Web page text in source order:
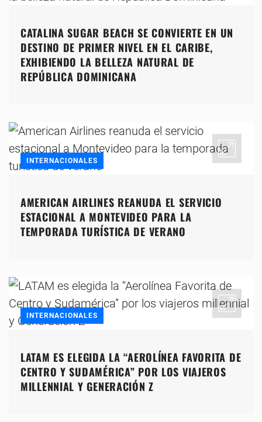
CATALINA SUGAR BEACH SE CONVIERTE EN UN
DESTINO DE PRIMER NIVEL EN EL CARIBE,
EXHIBIENDO LA BELLEZA NATURAL DE
REPÚBLICA DOMINICANA
INTERNACIONALES
AMERICAN AIRLINES REANUDA EL SERVICIO
ESTACIONAL A MONTEVIDEO PARA LA
TEMPORADA TURÍSTICA DE VERANO
INTERNACIONALES
LATAM ES ELEGIDA LA “AEROLÍNEA FAVORITA DE
CENTRO Y SUDAMÉRICA” POR LOS VIAJEROS
MILLENNIAL Y GENERACIÓN Z